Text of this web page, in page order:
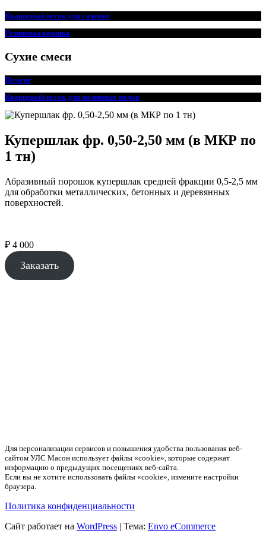
Кварцевый песок для газонов
Резиновая крошка
Сухие смеси
Цемент
Кварцевый песок для наливных полов
Купершлак фр. 0,50-2,50 мм (в МКР по
1 тн)
Абразивный порошок купершлак средней фракции 0,5-2,5 мм
для обработки металлических, бетонных и деревянных
поверхностей.
₽ 4 000
Заказать
Для персонализации сервисов и повышения удобства пользования веб-
сайтом УЛС Масон использует файлы «cookie», которые содержат
информацию о предыдущих посещениях веб-сайта.
Если вы не хотите использовать файлы «cookie», измените настройки
браузера.
Политика конфиденциальности
Сайт работает на WordPress Тема: Envo eCommerce